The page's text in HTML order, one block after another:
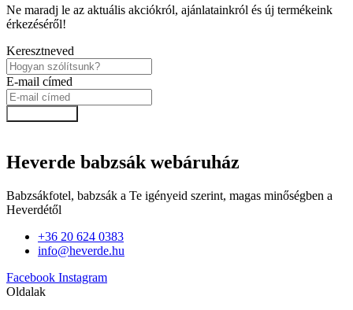
Ne maradj le az aktuális akciókról, ajánlatainkról és új termékeink
érkezéséről!
Keresztneved
E-mail címed
Heverde babzsák webáruház
Babzsákfotel, babzsák a Te igényeid szerint, magas minőségben a
Heverdétől
+36 20 624 0383
info@heverde.hu
Facebook Instagram
Oldalak